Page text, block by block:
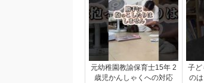
元幼稚園教諭保育士15年 2
歳児かんしゃくへの対応
子ど
の